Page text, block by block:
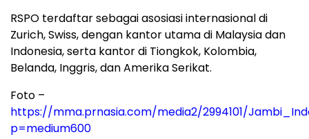
RSPO terdaftar sebagai asosiasi internasional di
Zurich, Swiss, dengan kantor utama di Malaysia dan
Indonesia, serta kantor di Tiongkok, Kolombia,
Belanda, Inggris, dan Amerika Serikat.
Foto –
https://mma.prnasia.com/media2/2994101/
p=medium600